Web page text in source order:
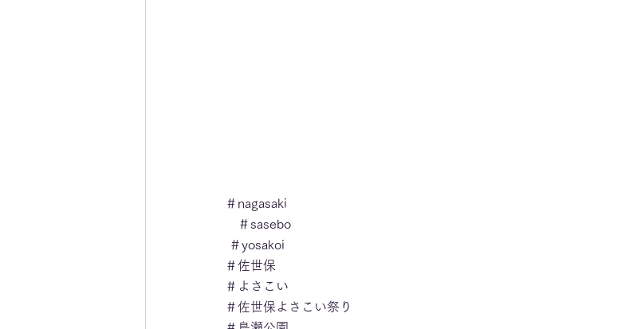
＃nagasaki
＃sasebo
＃yosakoi
＃佐世保
＃よさこい
＃佐世保よさこい祭り